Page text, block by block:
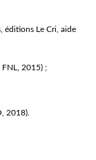
éditions Le Cri, aide
FNL, 2015) ;
2018).